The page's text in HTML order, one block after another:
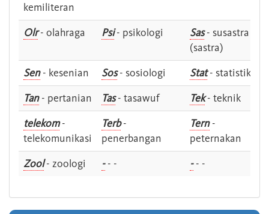
kemiliteran
Olr- olahraga Psi- psikologi Sas- susastra -
(sastra)
Sen- kesenian Sos- sosiologi Stat- statistik
Tan- pertanian Tas- tasawuf Tek- teknik
telekom-
telekomunikasi
Terb-
penerbangan
Tern-
peternakan
Zool- zoologi -- - -- -